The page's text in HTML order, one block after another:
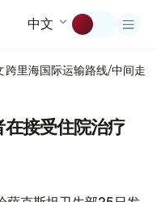
中文
跨里海国际运输路线/中间走廊
接受住院治疗